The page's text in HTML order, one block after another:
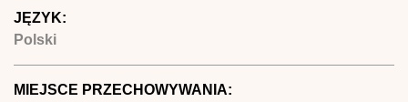
JĘZYK:
Polski
MIEJSCE PRZECHOWYWANIA: